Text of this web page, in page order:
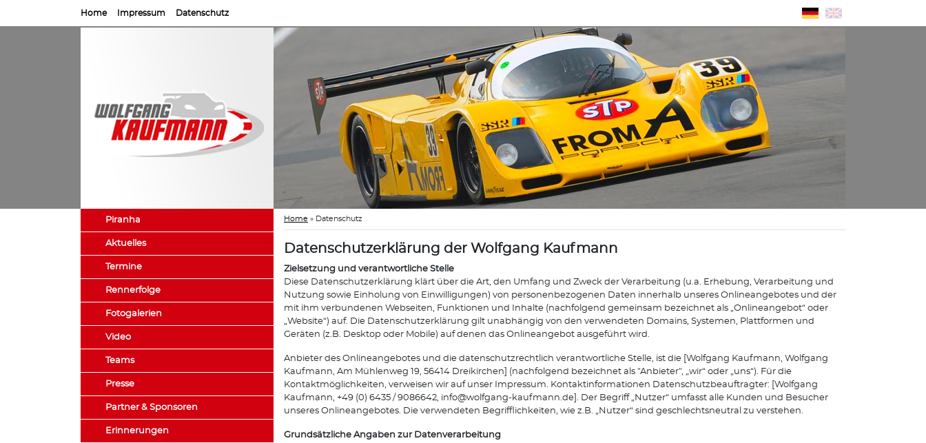
Home Impressum Datenschutz
Piranha
Aktuelles
Termine
Rennerfolge
Fotogalerien
Video
Teams
Presse
Partner & Sponsoren
Erinnerungen
Home » Datenschutz
Datenschutzerklärung der Wolfgang Kaufmann
Zielsetzung und verantwortliche Stelle
Diese Datenschutzerklärung klärt über die Art, den Umfang und Zweck der Verarbeitung (u.a. Erhebung, Verarbeitung und
Nutzung sowie Einholung von Einwilligungen) von personenbezogenen Daten innerhalb unseres Onlineangebotes und der
mit ihm verbundenen Webseiten, Funktionen und Inhalte (nachfolgend gemeinsam bezeichnet als „Onlineangebot“ oder
„Website“) auf. Die Datenschutzerklärung gilt unabhängig von den verwendeten Domains, Systemen, Plattformen und
Geräten (z.B. Desktop oder Mobile) auf denen das Onlineangebot ausgeführt wird.
Anbieter des Onlineangebotes und die datenschutzrechtlich verantwortliche Stelle, ist die [Wolfgang Kaufmann, Wolfgang
Kaufmann, Am Mühlenweg 19, 56414 Dreikirchen] (nachfolgend bezeichnet als "Anbieter", „wir“ oder „uns“). Für die
Kontaktmöglichkeiten, verweisen wir auf unser Impressum. Kontaktinformationen Datenschutzbeauftragter: [Wolfgang
Kaufmann, +49 (0) 6435 / 9086642, info@wolfgang-kaufmann.de]. Der Begriff „Nutzer“ umfasst alle Kunden und Besucher
unseres Onlineangebotes. Die verwendeten Begrifflichkeiten, wie z.B. „Nutzer“ sind geschlechtsneutral zu verstehen.
Grundsätzliche Angaben zur Datenverarbeitung